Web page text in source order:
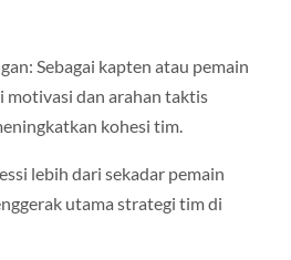
Sebagai kapten atau pemain
motivasi dan arahan taktis
kohesi tim.
lebih dari sekadar pemain
utama strategi tim di